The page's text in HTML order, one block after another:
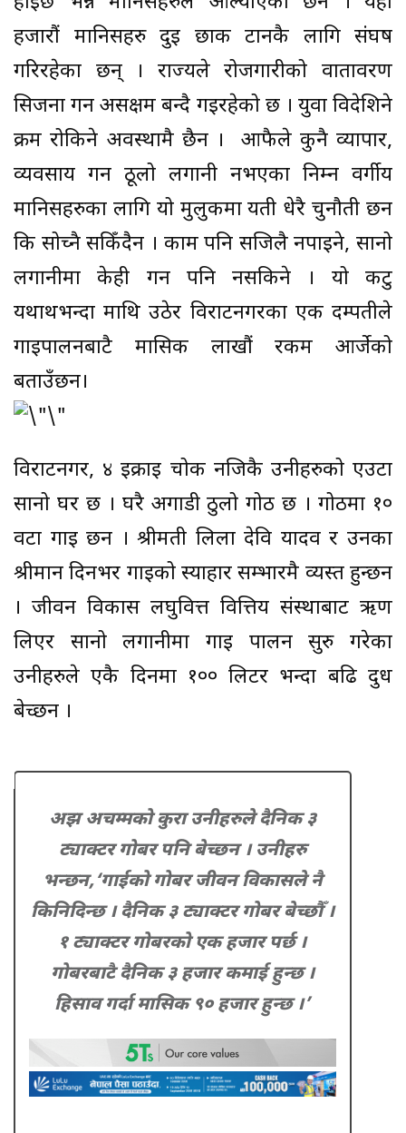
हजारौं मानिसहरु दुई छाक टार्नकै लागि संघर्ष
गरिरहेका छन् । राज्यले रोजगारीको वातावरण
सिर्जना गर्न असक्षम बन्दै गइरहेको छ । युवा विदेशिने
क्रम रोकिने अवस्थामै छैन । आफैले कुनै व्यापार,
व्यवसाय गर्न ठूलो लगानी नभएका निम्न वर्गीय
मानिसहरुका लागि यो मुलुकमा यती धेरै चुनौती छन
कि सोच्नै सकिँदैन । काम पनि सजिलै नपाइने, सानो
लगानीमा केही गर्न पनि नसकिने । यो कटु
यथार्थभन्दा माथि उठेर विराटनगरका एक दम्पतीले
गाईपालनबाटै मासिक लाखौं रकम आर्जेको
बताउँछन।
विराटनगर, ४ इक्राई चोक नजिकै उनीहरुको एउटा
सानो घर छ । घरै अगाडी ठुलो गोठ छ । गोठमा १०
वटा गाई छन । श्रीमती लिला देवि यादव र उनका
श्रीमान दिनभर गाईको स्याहार सम्भारमै व्यस्त हुन्छन
। जीवन विकास लघुवित्त वित्तिय संस्थाबाट ऋण
लिएर सानो लगानीमा गाई पालन सुरु गरेका
उनीहरुले एकै दिनमा १०० लिटर भन्दा बढि दुध
बेच्छन ।
अझ अचम्मको कुरा उनीहरुले दैनिक ३
ट्याक्टर गोबर पनि बेच्छन । उनीहरु
भन्छन,‘गाईको गोबर जीवन विकासले नै
किनिदिन्छ । दैनिक ३ ट्याक्टर गोबर बेच्छौँ ।
१ ट्याक्टर गोबरको एक हजार पर्छ ।
गोबरबाटै दैनिक ३ हजार कमाई हुन्छ ।
हिसाव गर्दा मासिक ९० हजार हुन्छ ।’